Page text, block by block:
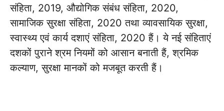
संहिता, 2019, औद्योगिक संबंध संहिता, 2020,
सामाजिक सुरक्षा संहिता, 2020 तथा व्यावसायिक सुरक्षा,
स्वास्थ्य एवं कार्य दशाएं संहिता, 2020 हैं। ये नई संहिताएं
दशकों पुराने श्रम नियमों को आसान बनाती हैं, श्रमिक
कल्याण, सुरक्षा मानकों को मजबूत करती हैं।